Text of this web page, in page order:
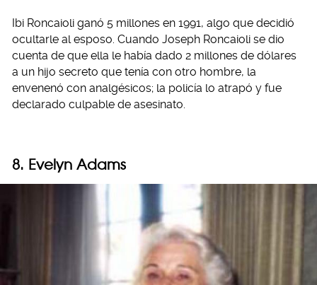
Ibi Roncaioli ganó 5 millones en 1991, algo que decidió
ocultarle al esposo. Cuando Joseph Roncaioli se dio
cuenta de que ella le había dado 2 millones de dólares
a un hijo secreto que tenía con otro hombre, la
envenenó con analgésicos; la policía lo atrapó y fue
declarado culpable de asesinato.
8. Evelyn Adams